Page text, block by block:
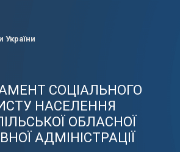
України
СОЦІАЛЬНОГО
НАСЕЛЕННЯ
ОБЛАСНОЇ
АДМІНІСТРАЦІЇ